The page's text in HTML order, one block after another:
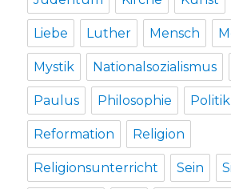
Liebe Luther Mensch
Mystik Nationalsozialismus
Paulus Philosophie Politik
Reformation Religion
Religionsunterricht Sein